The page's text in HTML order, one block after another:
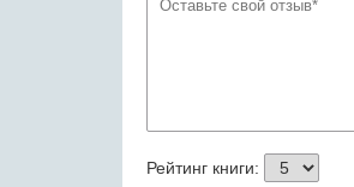
Рейтинг книги: